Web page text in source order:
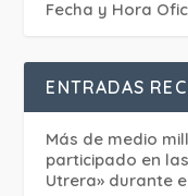
Fecha y Hora
ENTRADAS
Más de medio
participado en
Utrera» durante